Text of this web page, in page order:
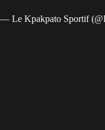
— Le Kpakpato Sportif